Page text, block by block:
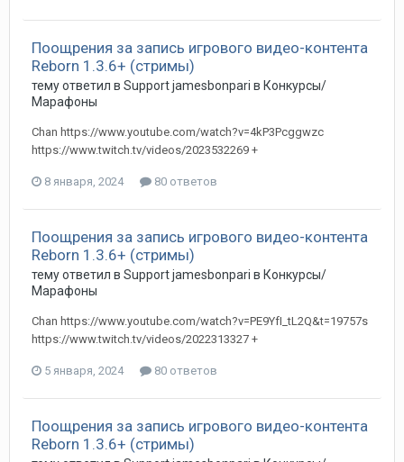
Поощрения за запись игрового видео-контента
Reborn 1.3.6+ (стримы)
тему ответил в Supportjamesbonpari в Конкурсы/
Марафоны
Chan https://www.youtube.com/watch?v=4kP3Pcggwzc
https://www.twitch.tv/videos/2023532269 +
8 января, 2024 80 ответов
Поощрения за запись игрового видео-контента
Reborn 1.3.6+ (стримы)
тему ответил в Supportjamesbonpari в Конкурсы/
Марафоны
Chan https://www.youtube.com/watch?v=PE9YfI_tL2Q&t=19757s
https://www.twitch.tv/videos/2022313327 +
5 января, 2024 80 ответов
Поощрения за запись игрового видео-контента
Reborn 1.3.6+ (стримы)